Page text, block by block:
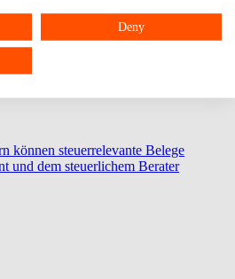
mit uns!
Daten- und Dokumentenaustausch
können steuerrelevante Belege
und dem steuerlichem Berater
Deny